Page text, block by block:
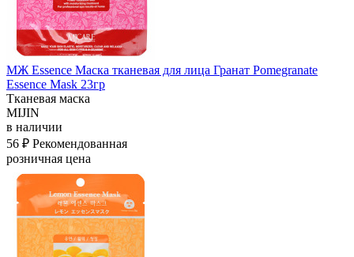
МЖ Essence Маска тканевая для лица Гранат Pomegranate
Essence Mask 23гр
Тканевая маска
MIJIN
в наличии
56 ₽ Рекомендованная
розничная цена